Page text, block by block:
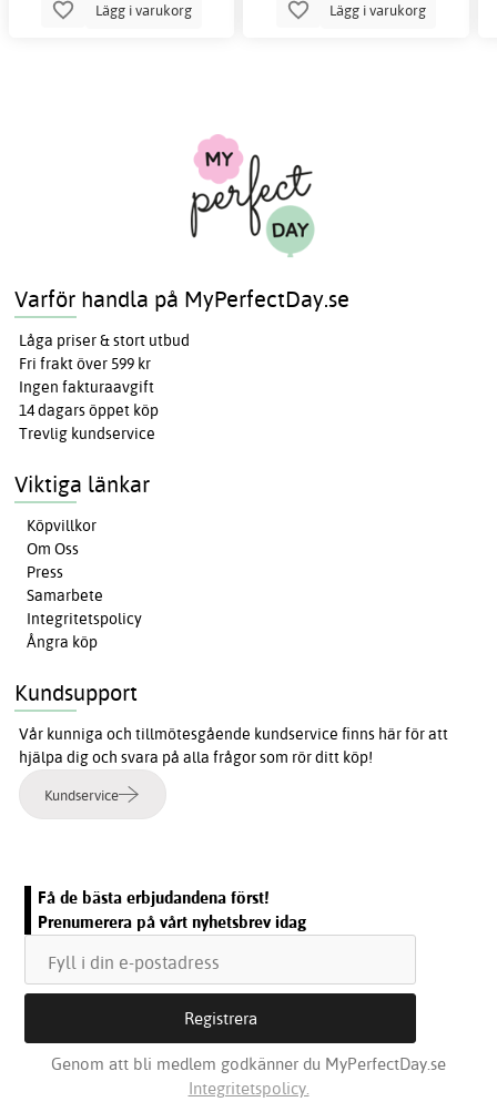
Lägg i varukorg Lägg i varukorg
Varför handla på MyPerfectDay.se
Låga priser & stort utbud
Fri frakt över 599 kr
Ingen fakturaavgift
14 dagars öppet köp
Trevlig kundservice
Viktiga länkar
Köpvillkor
Om Oss
Press
Samarbete
Integritetspolicy
Ångra köp
Kundsupport
Vår kunniga och tillmötesgående kundservice finns här för att
hjälpa dig och svara på alla frågor som rör ditt köp!
Kundservice
Få de bästa erbjudandena först!
Prenumerera på vårt nyhetsbrev idag
Genom att bli medlem godkänner du MyPerfectDay.se
Integritetspolicy.